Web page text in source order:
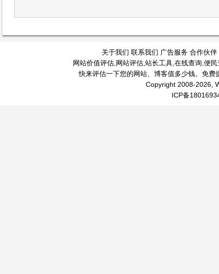
关于我们 联系我们 广告服务 合作伙伴
网站价值评估, 网站评估, 站长工具, 在线查询 便民
快来评估一下您的网站、博客值多少钱。免
Copyright 2008-2026,
ICP备